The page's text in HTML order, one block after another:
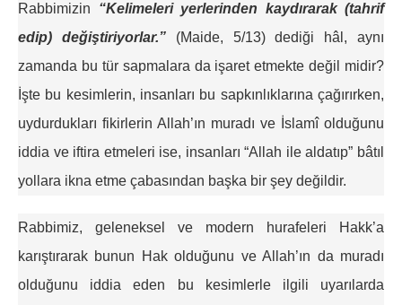
Rabbimizin “Kelimeleri yerlerinden kaydırarak (tahrif
edip) değiştiriyorlar.”(Maide, 5/13) dediği hâl, aynı
zamanda bu tür sapmalara da işaret etmekte değil midir?
İşte bu kesimlerin, insanları bu sapkınlıklarına çağırırken,
uydurdukları fikirlerin Allah’ın muradı ve İslamî olduğunu
iddia ve iftira etmeleri ise, insanları “Allah ile aldatıp” bâtıl
yollara ikna etme çabasından başka bir şey değildir.
Rabbimiz, geleneksel ve modern hurafeleri Hakk’a
karıştırarak bunun Hak olduğunu ve Allah’ın da muradı
olduğunu iddia eden bu kesimlerle ilgili uyarılarda